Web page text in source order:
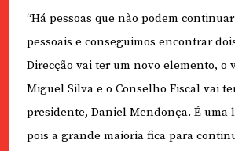
“Há pessoas que não podem
pessoais e conseguimos encontrar
Direcção vai ter um novo elemento, o
Miguel Silva e o Conselho Fiscal vai
presidente, Daniel Mendonça. É uma
pois a grande maioria fica para